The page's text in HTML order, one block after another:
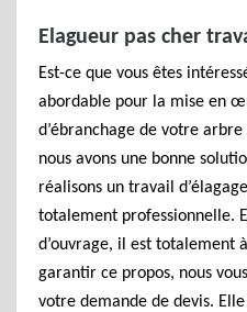
Elagueur pas cher
Est-ce que vous êtes
abordable pour la mise en
d’ébranchage de votre
nous avons une bonne
réalisons un travail
totalement professionnelle.
d’ouvrage, il est totalement
garantir ce propos, nous
votre demande de devis.